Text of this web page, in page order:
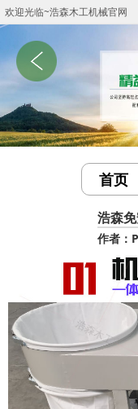
欢迎光临~浩森木工机械官网
首页
浩森
作者：